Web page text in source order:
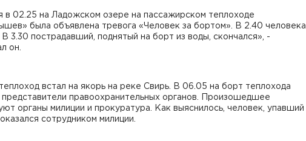
в 02.25 на Ладожском озере на пассажирском теплоходе
была объявлена тревога «Человек за бортом». В 2.40 человека
В 3.30 пострадавший, поднятый на борт из воды, скончался», -
он.
встал на якорь на реке Свирь. В 06.05 на борт теплохода
правоохранительных органов. Произошедшее
органы милиции и прокуратура. Как выяснилось, человек, упавший
сотрудником милиции.